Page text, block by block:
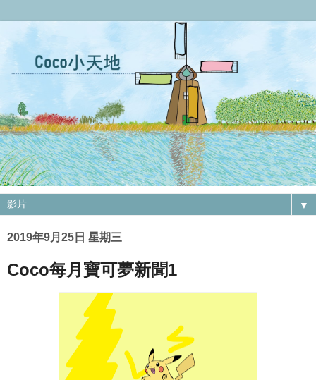
▼
2019年9月25日 星期三
Coco每月寶可夢新聞1